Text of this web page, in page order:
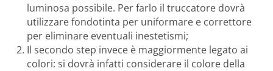
luminosa possibile. Per farlo il truccatore dovrà
utilizzare fondotinta per uniformare e correttore
per eliminare eventuali inestetismi;
Il secondo step invece è maggiormente legato ai
colori: si dovrà infatti considerare il colore della